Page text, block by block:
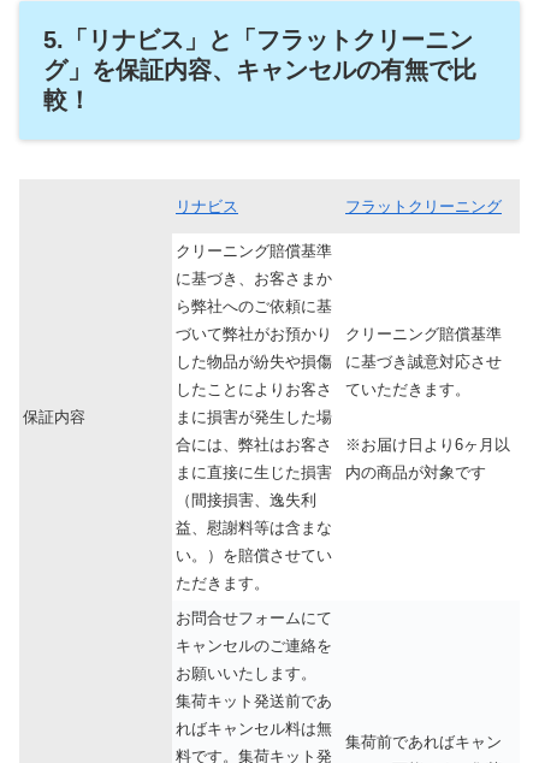
5.「リナビス」と「フラットクリーニン
グ」を保証内容、キャンセルの有無で比
較！
リナビス フラットクリーニング
保証内容
クリーニング賠償基準
に基づき、お客さまか
ら弊社へのご依頼に基
づいて弊社がお預かり
した物品が紛失や損傷
したことによりお客さ
まに損害が発生した場
合には、弊社はお客さ
まに直接に生じた損害
（間接損害、逸失利
益、慰謝料等は含まな
い。）を賠償させてい
ただきます。
クリーニング賠償基準
に基づき誠意対応させ
ていただきます。
※お届け日より6ヶ月以
内の商品が対象です
お問合せフォームにて
キャンセルのご連絡を
お願いいたします。
集荷キット発送前であ
ればキャンセル料は無
料です。集荷キット発
集荷前であればキャン